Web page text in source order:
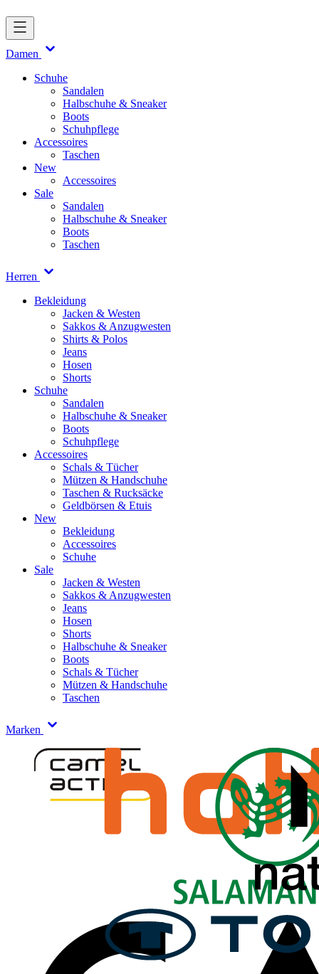
Damen
Schuhe
Sandalen
Halbschuhe & Sneaker
Boots
Schuhpflege
Accessoires
Taschen
New
Accessoires
Sale
Sandalen
Halbschuhe & Sneaker
Boots
Taschen
Herren
Bekleidung
Jacken & Westen
Sakkos & Anzugwesten
Shirts & Polos
Jeans
Hosen
Shorts
Schuhe
Sandalen
Halbschuhe & Sneaker
Boots
Schuhpflege
Accessoires
Schals & Tücher
Mützen & Handschuhe
Taschen & Rucksäcke
Geldbörsen & Etuis
New
Bekleidung
Accessoires
Schuhe
Sale
Jacken & Westen
Sakkos & Anzugwesten
Jeans
Hosen
Shorts
Halbschuhe & Sneaker
Boots
Schals & Tücher
Mützen & Handschuhe
Taschen
Marken